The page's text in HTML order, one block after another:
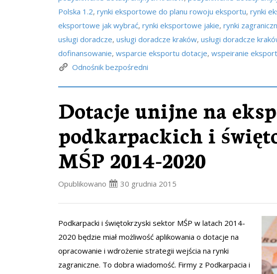
Polska 1.2, rynki eksportowe do planu rowoju eksportu, rynki
eksportowe jak wybrać, rynki eksportowe jakie, rynki
usługi doradcze, usługi doradcze kraków, usługi doradcze
dofinansowanie, wsparcie eksportu dotacje, wspeiranie
Odnośnik bezpośredni
Dotacje unijne na
podkarpackich i
MŚP 2014-2020
Opublikowano 30 grudnia 2015
Podkarpacki i świętokrzyski sektor MŚP w latach 2014-
2020 będzie miał możliwość aplikowania o dotacje na
opracowanie i wdrożenie strategii wejścia na rynki
zagraniczne. To dobra wiadomość. Firmy z Podkarpacia i